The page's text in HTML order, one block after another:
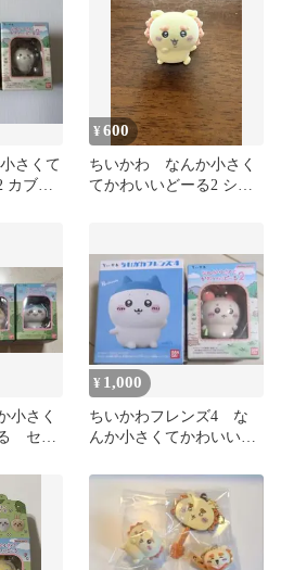
さくて
ブト
¥600
ちいかわ なんか小さく
てかわいいどーる2 シー
小さく
セッ
¥ 1,000
ちいかわフレンズ4 な
んか小さくてかわいいど